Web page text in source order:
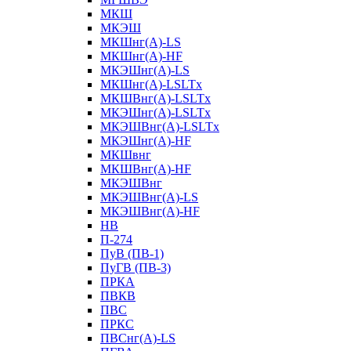
МКШ
МКЭШ
МКШнг(А)-LS
МКШнг(А)-HF
МКЭШнг(А)-LS
МКШнг(А)-LSLTx
МКШВнг(A)-LSLTx
МКЭШнг(А)-LSLTx
МКЭШВнг(A)-LSLTx
МКЭШнг(А)-HF
МКШвнг
МКШВнг(А)-HF
МКЭШВнг
МКЭШВнг(А)-LS
МКЭШВнг(А)-HF
НВ
П-274
ПуВ (ПВ-1)
ПуГВ (ПВ-3)
ПРКА
ПВКВ
ПВС
ПРКС
ПВСнг(А)-LS